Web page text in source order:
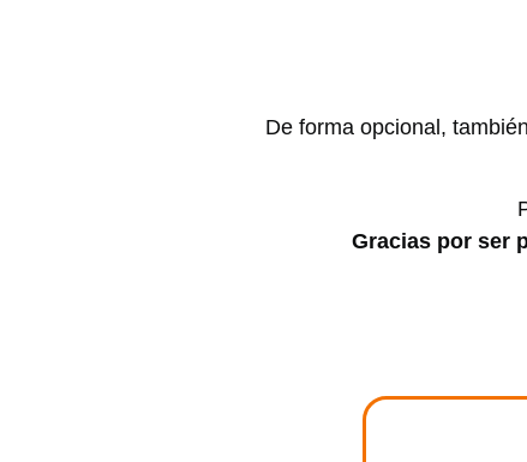
De forma opcional,
Gracias por ser